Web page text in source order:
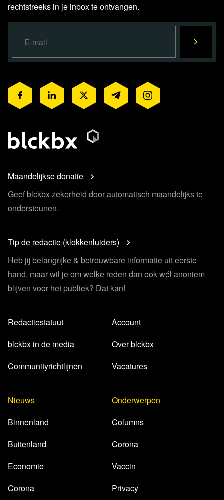
rechtstreeks in je inbox te ontvangen.
Maandelijkse donatie
Geef blckbx zekerheid door automatisch maandelijks te
ondersteunen.
Tip de redactie (klokkenluiders)
Heb jij belangrijke & betrouwbare informatie uit eerste
hand, maar wil je om welke reden dan ook wél anoniem
blijven voor het publiek? Dat kan!
Redactiestatuut
blckbx in de media
Communityrichtlijnen
Account
Over blckbx
Vacatures
Nieuws
Binnenland
Buitenland
Economie
Corona
Onderwerpen
Columns
Corona
Vaccin
Privacy